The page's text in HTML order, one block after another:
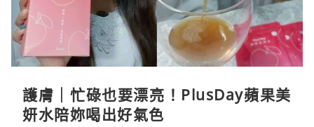
護膚｜忙碌也要漂亮！PlusDay蘋果美
妍水陪妳喝出好氣色